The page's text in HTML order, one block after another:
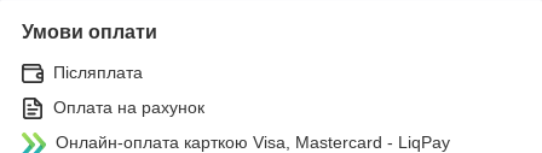
Умови оплати
Післяплата
Оплата на рахунок
Онлайн-оплата карткою Visa, Mastercard - LiqPay